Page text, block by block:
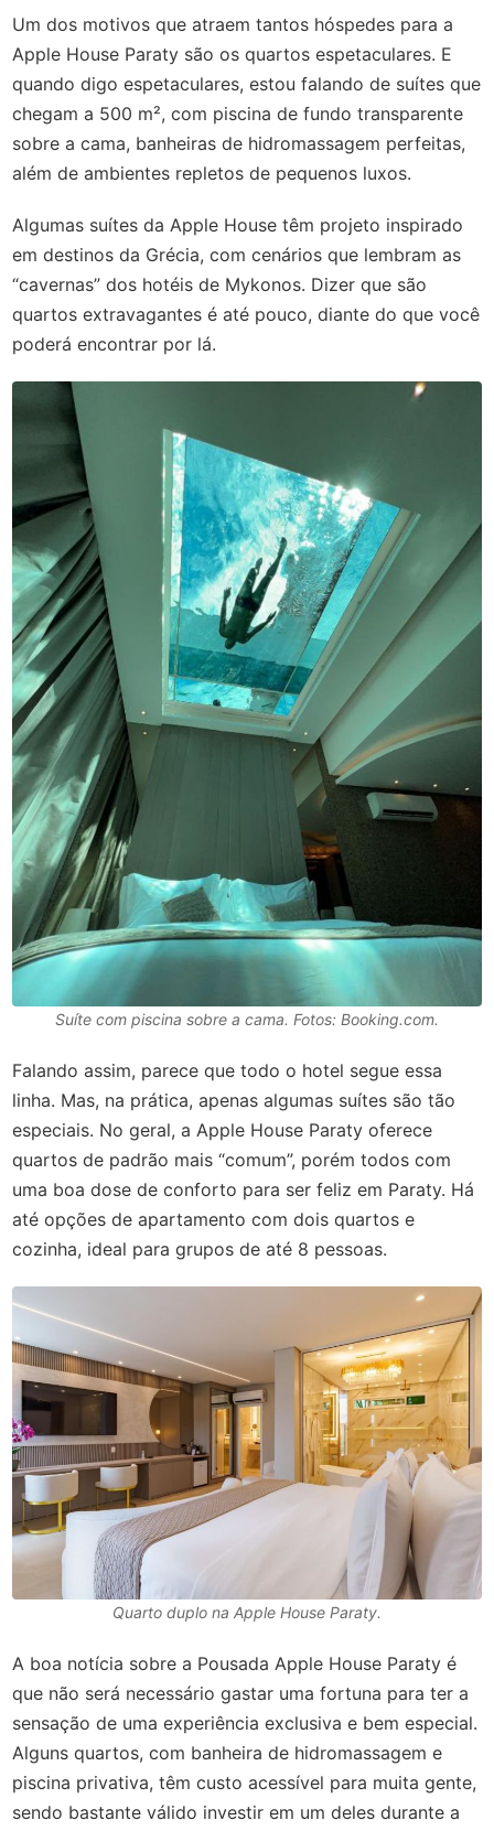
Um dos motivos que atraem tantos hóspedes para a
Apple House Paraty são os quartos espetaculares. E
quando digo espetaculares, estou falando de suítes que
chegam a 500 m², com piscina de fundo transparente
sobre a cama, banheiras de hidromassagem perfeitas,
além de ambientes repletos de pequenos luxos.
Algumas suítes da Apple House têm projeto inspirado
em destinos da Grécia, com cenários que lembram as
“cavernas” dos hotéis de Mykonos. Dizer que são
quartos extravagantes é até pouco, diante do que você
poderá encontrar por lá.
Suíte com piscina sobre a cama. Fotos: Booking.com.
Falando assim, parece que todo o hotel segue essa
linha. Mas, na prática, apenas algumas suítes são tão
especiais. No geral, a Apple House Paraty oferece
quartos de padrão mais “comum”, porém todos com
uma boa dose de conforto para ser feliz em Paraty. Há
até opções de apartamento com dois quartos e
cozinha, ideal para grupos de até 8 pessoas.
Quarto duplo na Apple House Paraty.
A boa notícia sobre a Pousada Apple House Paraty é
que não será necessário gastar uma fortuna para ter a
sensação de uma experiência exclusiva e bem especial.
Alguns quartos, com banheira de hidromassagem e
piscina privativa, têm custo acessível para muita gente,
sendo bastante válido investir em um deles durante a